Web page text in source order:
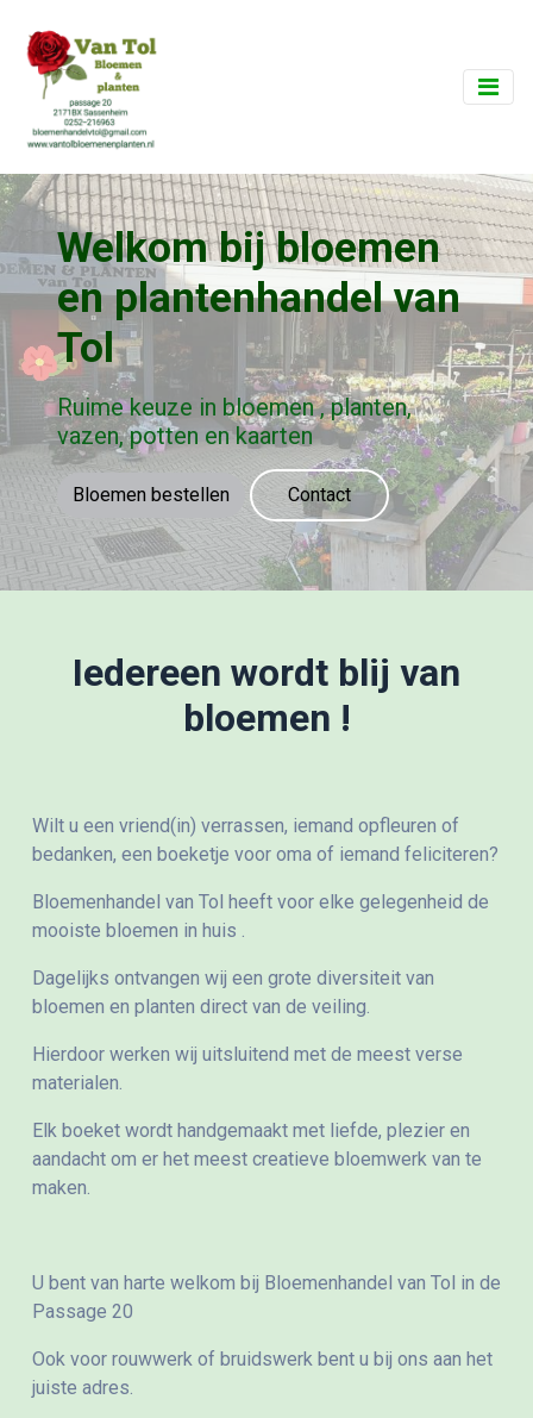
Welkom bij bloemen
en plantenhandel van
Tol
Ruime keuze in bloemen , planten,
vazen, potten en kaarten
Bloemen bestellen Contact
Iedereen wordt blij van
bloemen !
Wilt u een vriend(in) verrassen, iemand opfleuren of
bedanken, een boeketje voor oma of iemand feliciteren?
Bloemenhandel van Tol heeft voor elke gelegenheid de
mooiste bloemen in huis .
Dagelijks ontvangen wij een grote diversiteit van
bloemen en planten direct van de veiling.
Hierdoor werken wij uitsluitend met de meest verse
materialen.
Elk boeket wordt handgemaakt met liefde, plezier en
aandacht om er het meest creatieve bloemwerk van te
maken.
U bent van harte welkom bij Bloemenhandel van Tol in de
Passage 20
Ook voor rouwwerk of bruidswerk bent u bij ons aan het
juiste adres.